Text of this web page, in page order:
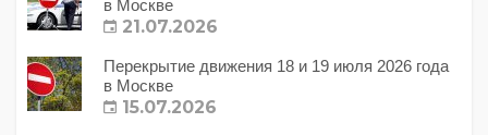
в Москве
21.07.2026
Перекрытие движения 18 и 19 июля 2026 года
в Москве
15.07.2026